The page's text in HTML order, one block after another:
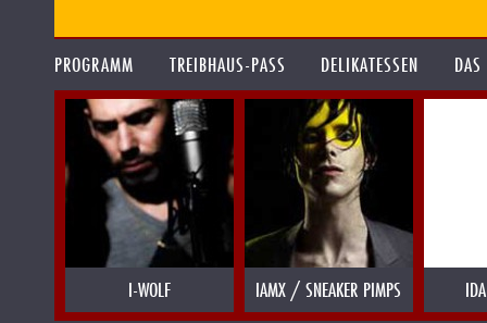
PROGRAMM TREIBHAUS-PASS DELIKATESSEN
I-WOLF IAMX / SNEAKER PIMPS